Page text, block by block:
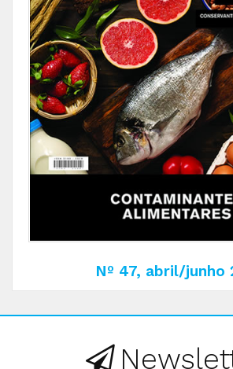
Nº 47, abril/junho